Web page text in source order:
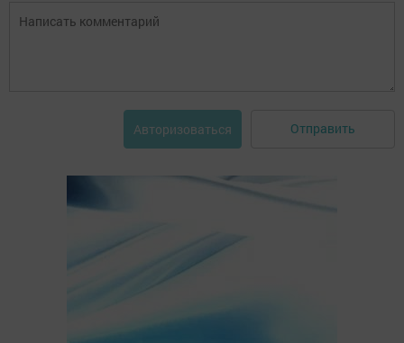
Авторизоваться Отправить